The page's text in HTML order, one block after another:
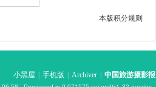
本版积分规则
小黑屋 手机版 Archiver 中国旅游摄影报